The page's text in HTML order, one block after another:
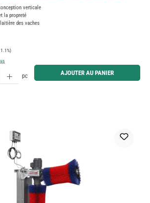
verticale
la propreté
des vaches
la quantité souhaitée ou utilisez les boutons pour augmenter ou
pc AJOUTER AU PANIER